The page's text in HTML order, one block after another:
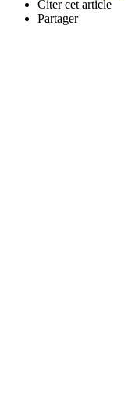
Citer cet article
Partager